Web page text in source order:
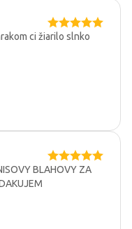
ci žiarilo slnko
BLAHOVY ZA